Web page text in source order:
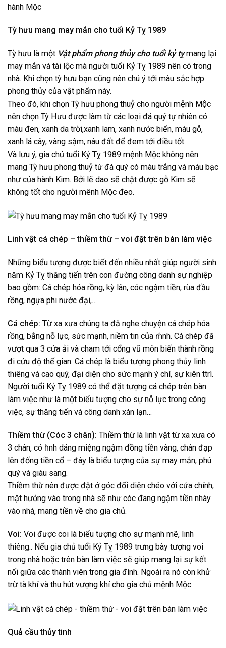
Tỳ hưu mang may mắn cho tuổi Kỷ Tỵ 1989
Tỳ hưu là một Vật phẩm phong thủy cho tuổi kỷ tỵmang lại
may mắn và tài lộc mà người tuổi Kỷ Tỵ 1989 nên có trong
nhà. Khi chọn tỳ hưu bạn cũng nên chú ý tới màu sắc hợp
phong thủy của vật phẩm này.
Theo đó, khi chọn Tỳ hưu phong thuỷ cho người mệnh Mộc
nên chọn Tỳ Hưu được làm từ các loại đá quý tự nhiên có
màu đen, xanh da trời,xanh lam, xanh nước biển, màu gỗ,
xanh lá cây, vàng sậm, nâu đất để đem tới điều tốt.
Và lưu ý, gia chủ tuổi Kỷ Tỵ 1989 mệnh Mộc không nên
mang Tỳ hưu phong thuỷ từ đá quý có màu trắng và màu bạc
như của hành Kim. Bởi lẽ dao sẽ chặt được gỗ Kim sẽ
không tốt cho người mênh Mộc đeo.
Linh vật cá chép – thiềm thừ – voi đặt trên bàn làm việc
Những biểu tượng được biết đến nhiều nhất giúp người sinh
năm Kỷ Tỵ thăng tiến trên con đường công danh sự nghiệp
bao gồm: Cá chép hóa rồng, kỳ lân, cóc ngậm tiền, rùa đầu
rồng, ngựa phi nước đại,…
Cá chép: Từ xa xưa chúng ta đă nghe chuyện cá chép hóa
rồng, bằng nỗ lực, sức mạnh, niềm tin của ḿnh. Cá chép đă
vượt qua 3 cửa ải và cham tới cổng vũ môn biến thành rồng
đi cứu độ thế gian. Cá chép là biểu tượng phong thủy linh
thiêng và cao quý, đại diện cho sức mạnh ý chí, sự kiên ttrì.
Người tuổi Kỷ Tỵ 1989 có thể đặt tượng cá chép trên bàn
làm việc như là một biểu tượng cho sự nỗ lực trong công
việc, sự thăng tiến và công danh xán lạn…
Thiềm thừ (Cóc 3 chân): Thiềm thừ là linh vật từ xa xưa có
3 chân, có h́nh dáng miệng ngậm đồng tiền vàng, chân đạp
lên đống tiền cổ – đây là biểu tượng của sự may mắn, phú
quý và giàu sang.
Thiềm thừ nên được đặt ở góc đối diện chéo với cửa chính,
mặt hướng vào trong nhà sẽ như cóc đang ngậm tiền nhày
vào nhà, mang tiền về cho gia chủ.
Voi: Voi được coi là biểu tượng cho sự mạnh mẽ, linh
thiêng.. Nếu gia chủ tuổi Kỷ Tỵ 1989 trưng bày tượng voi
trong nhà hoặc trên bàn làm việc sẽ giúp mang lại sự kết
nối giữa các thành viên trong gia đình. Ngoài ra nó còn khử
trừ tà khí và thu hút vượng khí cho gia chủ mệnh Mộc
Quả cầu thủy tinh